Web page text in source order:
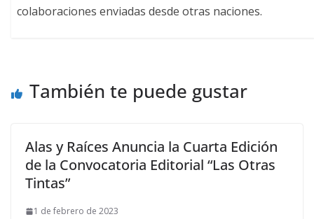
colaboraciones enviadas desde otras naciones.
También te puede gustar
Alas y Raíces Anuncia la Cuarta Edición
de la Convocatoria Editorial “Las Otras
Tintas”
1 de febrero de 2023